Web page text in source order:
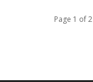
Page 1 of 2